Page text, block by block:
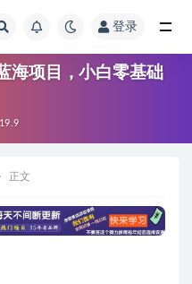
登录
海项目，小白零基础
19.9
正文